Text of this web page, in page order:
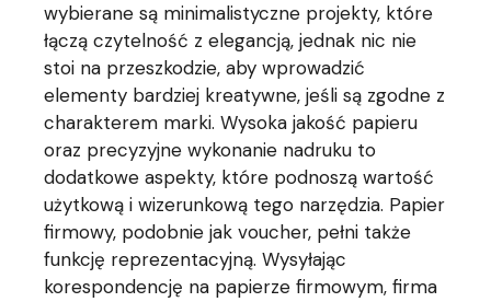
wybierane są minimalistyczne projekty, które
łączą czytelność z elegancją, jednak nic nie
stoi na przeszkodzie, aby wprowadzić
elementy bardziej kreatywne, jeśli są zgodne z
charakterem marki. Wysoka jakość papieru
oraz precyzyjne wykonanie nadruku to
dodatkowe aspekty, które podnoszą wartość
użytkową i wizerunkową tego narzędzia. Papier
firmowy, podobnie jak voucher, pełni także
funkcję reprezentacyjną. Wysyłając
korespondencję na papierze firmowym, firma